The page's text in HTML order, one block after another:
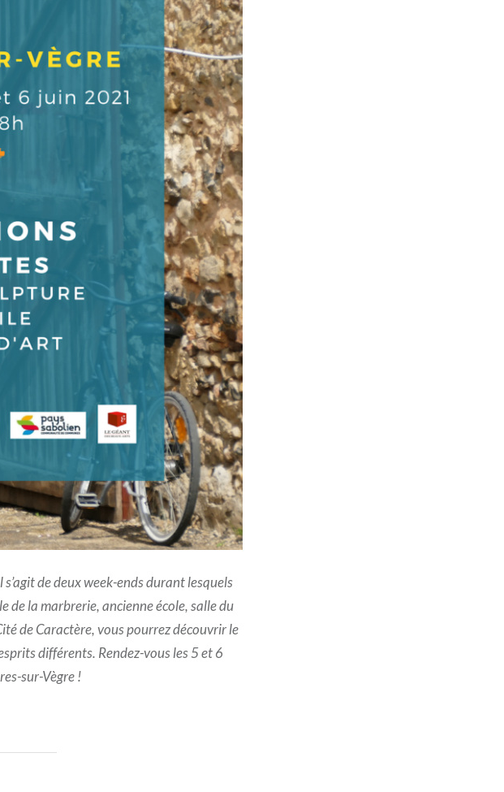
de deux week-ends durant lesquels
de la marbrerie, ancienne école, salle du
de Caractère, vous pourrez découvrir le
différents. Rendez-vous les 5 et 6
sur-Vègre !